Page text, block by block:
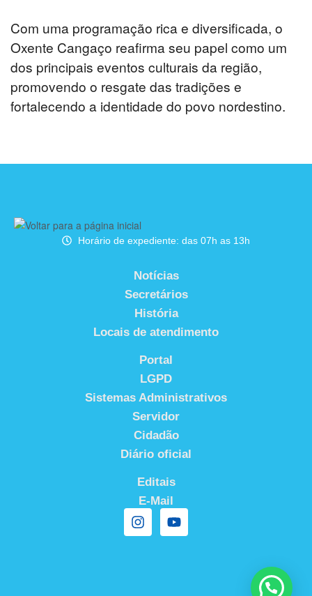
Com uma programação rica e diversificada, o
Oxente Cangaço reafirma seu papel como um
dos principais eventos culturais da região,
promovendo o resgate das tradições e
fortalecendo a identidade do povo nordestino.
Horário de expediente: das 07h as 13h
Notícias
Secretários
História
Locais de atendimento
Portal
LGPD
Sistemas Administrativos
Servidor
Cidadão
Diário oficial
Editais
E-Mail